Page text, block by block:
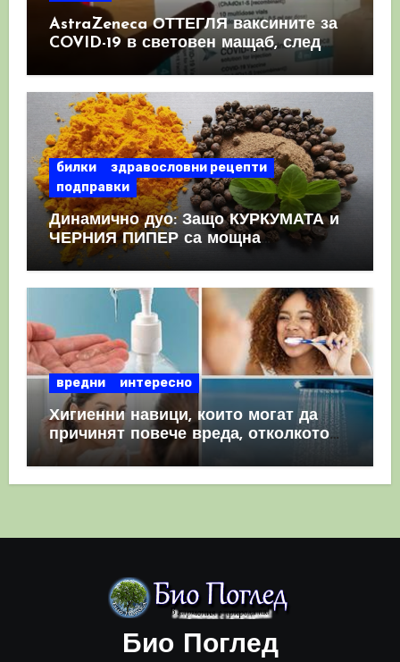
AstraZeneca ОТТЕГЛЯ ваксините за
COVID-19 в световен мащаб, след
като призна, че те причиняват
КРЪВНИ съсиреци
билки
здравословни рецепти
подправки
Динамично дуо: Защо КУРКУМАТА и
ЧЕРНИЯ ПИПЕР са мощна
комбинация
вредни интересно
Хигиенни навици, които могат да
причинят повече вреда, отколкото
полза
Био Поглед